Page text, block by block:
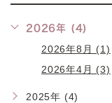
2026年 (4)
2026年8月 (1)
2026年4月 (3)
2025年 (4)